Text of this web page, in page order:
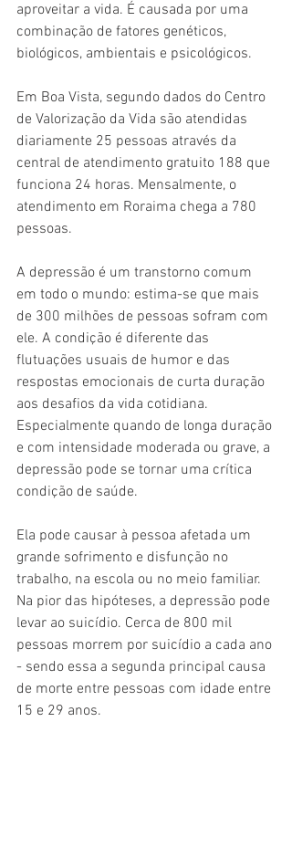
aproveitar a vida. É causada por uma
combinação de fatores genéticos,
biológicos, ambientais e psicológicos.
Em Boa Vista, segundo dados do Centro
de Valorização da Vida são atendidas
diariamente 25 pessoas através da
central de atendimento gratuito 188 que
funciona 24 horas. Mensalmente, o
atendimento em Roraima chega a 780
pessoas.
A depressão é um transtorno comum
em todo o mundo: estima-se que mais
de 300 milhões de pessoas sofram com
ele. A condição é diferente das
flutuações usuais de humor e das
respostas emocionais de curta duração
aos desafios da vida cotidiana.
Especialmente quando de longa duração
e com intensidade moderada ou grave, a
depressão pode se tornar uma crítica
condição de saúde.
Ela pode causar à pessoa afetada um
grande sofrimento e disfunção no
trabalho, na escola ou no meio familiar.
Na pior das hipóteses, a depressão pode
levar ao suicídio. Cerca de 800 mil
pessoas morrem por suicídio a cada ano
- sendo essa a segunda principal causa
de morte entre pessoas com idade entre
15 e 29 anos.